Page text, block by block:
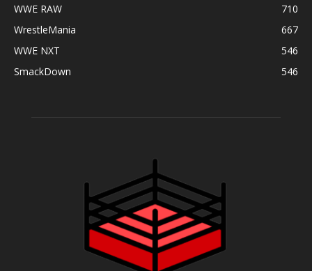
WWE RAW
710
WrestleMania
667
WWE NXT
546
SmackDown
546